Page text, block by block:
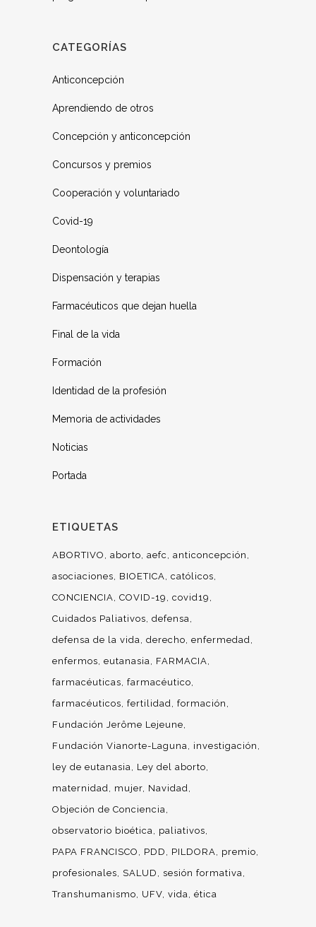
CATEGORÍAS
Anticoncepción
Aprendiendo de otros
Concepción y anticoncepción
Concursos y premios
Cooperación y voluntariado
Covid-19
Deontología
Dispensación y terapias
Farmacéuticos que dejan huella
Final de la vida
Formación
Identidad de la profesión
Memoria de actividades
Noticias
Portada
ETIQUETAS
ABORTIVO aborto aefc
anticoncepción
asociaciones
BIOETICA católicos
CONCIENCIA COVID-19
covid19
Cuidados Paliativos defensa
defensa de la vida derecho enfermedad
enfermos eutanasia
FARMACIA
farmacéuticas farmacéutico
farmacéuticos fertilidad formación
Fundación Jerôme Lejeune
Fundación Vianorte-Laguna
investigación
ley de eutanasia
Ley del aborto
maternidad
mujer Navidad
Objeción de Conciencia
observatorio bioética
paliativos
PAPA FRANCISCO
PDD PILDORA
premio
profesionales
SALUD
sesión formativa
Transhumanismo
UFV vida ética